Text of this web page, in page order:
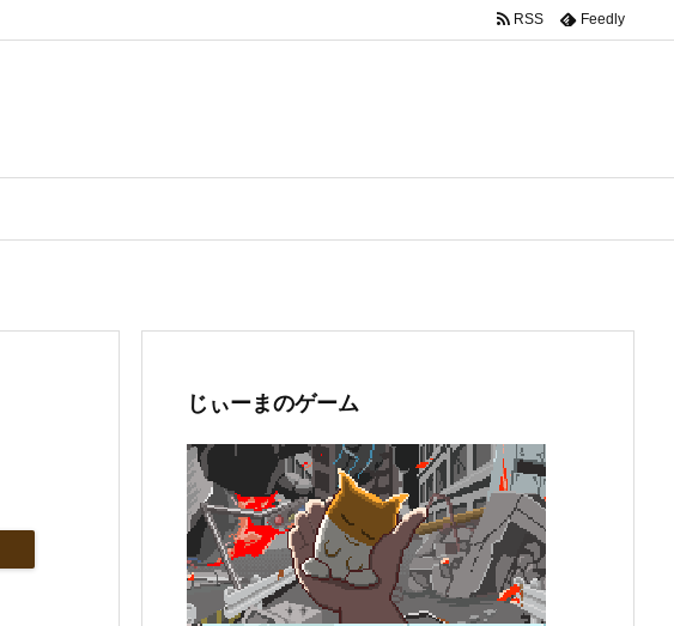
RSS Feedly
じぃーまのゲーム